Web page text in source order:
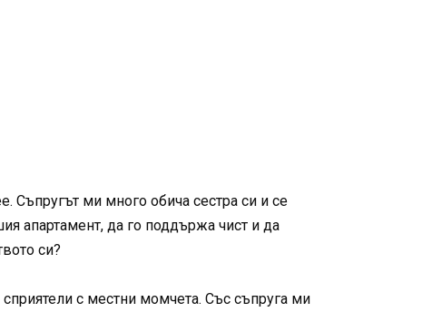
Съпругът ми много обича сестра си и се
апартамент, да го поддържа чист и да
си?
с местни момчета. Със съпруга ми